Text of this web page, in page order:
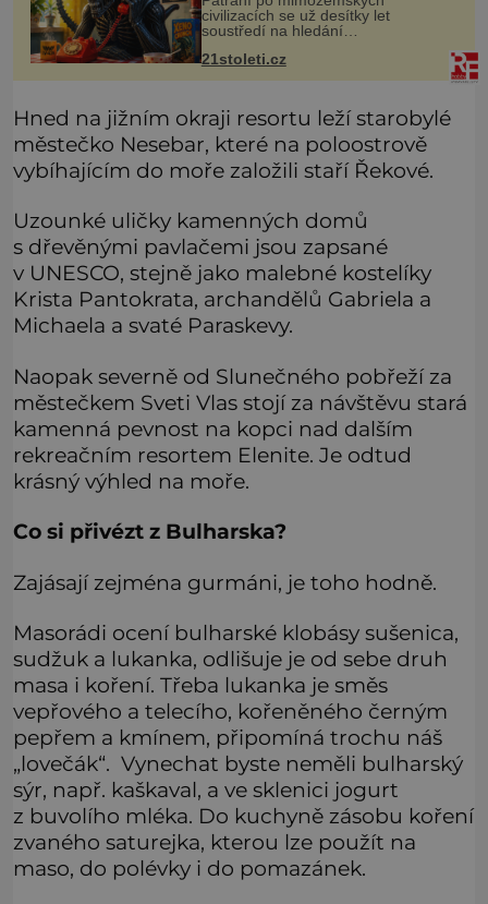
civilizacích se už desítky let
soustředí na hledání
které by příroda sama vytvořila jen
21stoleti.cz
Hned na jižním okraji resortu leží starobylé
městečko Nesebar, které na poloostrově
vybíhajícím do moře založili staří Řekové.
Uzounké uličky kamenných domů
s dřevěnými pavlačemi jsou zapsané
v UNESCO, stejně jako malebné kostelíky
Krista Pantokrata, archandělů Gabriela a
Michaela a svaté Paraskevy.
Naopak severně od Slunečného pobřeží za
městečkem Sveti Vlas stojí za návštěvu stará
kamenná pevnost na kopci nad dalším
rekreačním resortem Elenite. Je odtud
krásný výhled na moře.
Co si přivézt z Bulharska?
Zajásají zejména gurmáni, je toho hodně.
Masorádi ocení bulharské klobásy sušenica,
sudžuk a lukanka, odlišuje je od sebe druh
masa i koření. Třeba lukanka je směs
vepřového a telecího, kořeněného černým
pepřem a kmínem, připomíná trochu náš
„lovečák“. Vynechat byste neměli bulharský
sýr, např. kaškaval, a ve sklenici jogurt
z buvolího mléka. Do kuchyně zásobu koření
zvaného saturejka, kterou lze použít na
maso, do polévky i do pomazánek.